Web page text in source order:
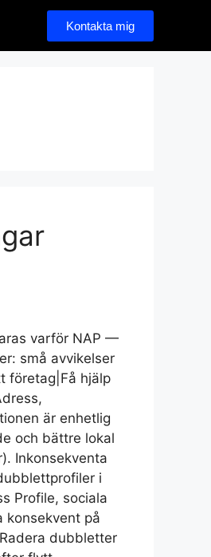
Kontakta mig
varför NAP —
små avvikelser
företag|Få hjälp
är enhetlig
och bättre lokal
Inkonsekventa
i
Profile, sociala
konsekvent på
dubbletter